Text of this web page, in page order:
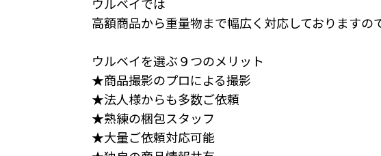
高額商品から重量物まで幅広く対応しておりますの
ウルベイを選ぶ９つのメリット
★商品撮影のプロによる撮影
★法人様からも多数ご依頼
★熟練の梱包スタッフ
★大量ご依頼対応可能